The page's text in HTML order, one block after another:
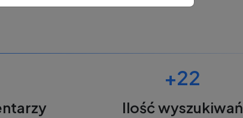
+22
Ilość wyszukiwań